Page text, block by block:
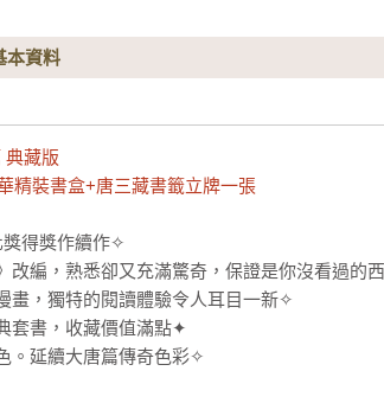
本資料
藏版
精裝書盒+唐三藏書籤立牌一張
得獎作續作✧
改編，熟悉卻又充滿驚奇，保證是你沒看過的
畫，獨特的閱讀體驗令人耳目一新✧
套書，收藏價值滿點✦
。延續大唐篇傳奇色彩✧